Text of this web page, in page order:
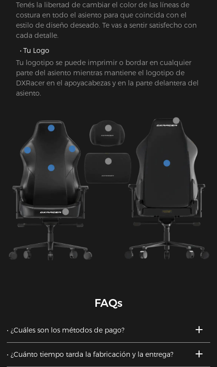
Tenés la libertad de cambiar el color de las líneas de
costura en todo el asiento para que coincida con el
estilo de diseño deseado. Te vas a sentir satisfecho con
cada detalle.
Tu Logo
Tu logotipo se puede imprimir o bordar en cualquier
parte del asiento mientras mantiene el logotipo de
DXRacer en el apoyacabezas y en la parte delantera del
asiento.
FAQs
¿Cuáles son los métodos de pago?
¿Cuánto tiempo tarda la fabricación y la entrega?